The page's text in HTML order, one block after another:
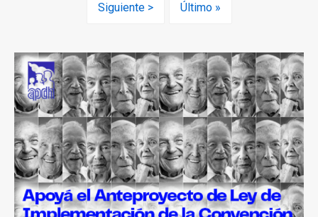
Siguiente
Siguiente >
Última
Último »